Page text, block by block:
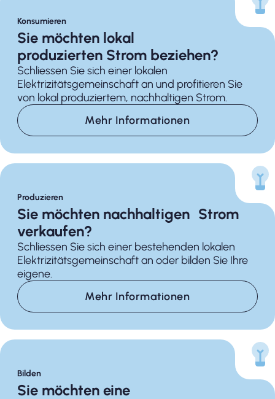
Konsumieren
Sie möchten lokal
produzierten Strom beziehen?
Schliessen Sie sich einer lokalen
Elektrizitätsgemeinschaft an und profitieren Sie
von lokal produziertem, nachhaltigen Strom.
Mehr Informationen
Produzieren
Sie möchten nachhaltigen Strom
verkaufen?
Schliessen Sie sich einer bestehenden lokalen
Elektrizitätsgemeinschaft an oder bilden Sie Ihre
eigene.
Mehr Informationen
Bilden
Sie möchten eine